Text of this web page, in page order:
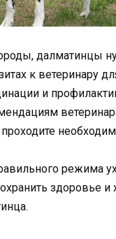
далматинцы
к ветеринару
и
режима
здоровье